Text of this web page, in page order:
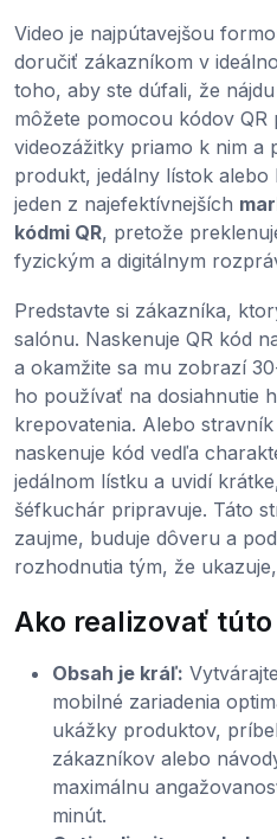
Video je najpútavejšou
doručiť zákazníkom v
toho, aby ste dúfali, že
môžete pomocou kódov QR
videozážitky priamo k nim a
produkt, jedálny lístok
jeden z najefektívnejších
kódmi QR, pretože
fyzickým a digitálnym
Predstavte si zákazníka,
salónu. Naskenuje QR kód
a okamžite sa mu zobrazí
ho používať na dosiahnutie
krepovatenia. Alebo
naskenuje kód vedľa
jedálnom lístku a uvidí
šéfkuchár pripravuje. Táto
zaujme, buduje dôveru a
rozhodnutia tým, že
Ako realizovať
Obsah je kráľ:
mobilné zariadenia
ukážky produktov,
zákazníkov alebo
maximálnu
minút.